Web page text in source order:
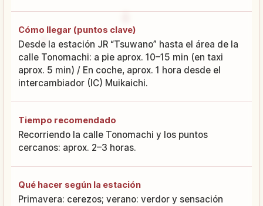
Cómo llegar (puntos clave)
Desde la estación JR “Tsuwano” hasta el área de la
calle Tonomachi: a pie aprox. 10–15 min (en taxi
aprox. 5 min) / En coche, aprox. 1 hora desde el
intercambiador (IC) Muikaichi.
Tiempo recomendado
Recorriendo la calle Tonomachi y los puntos
cercanos: aprox. 2–3 horas.
Qué hacer según la estación
Primavera: cerezos; verano: verdor y sensación